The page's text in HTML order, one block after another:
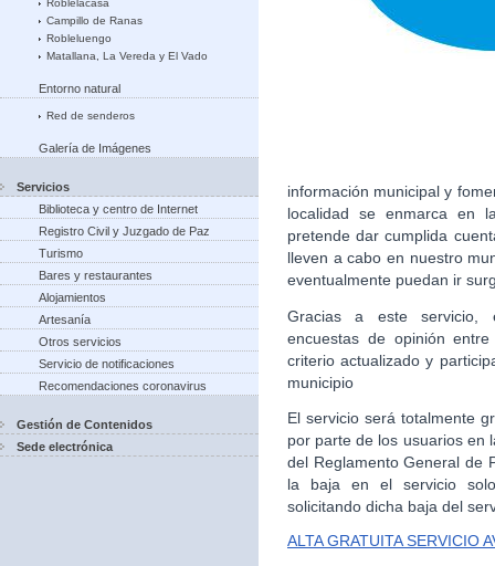
Roblelacasa
Campillo de Ranas
Robleluengo
Matallana, La Vereda y El Vado
Entorno natural
Red de senderos
Galería de Imágenes
Servicios
Biblioteca y centro de Internet
Registro Civil y Juzgado de Paz
Turismo
Bares y restaurantes
Alojamientos
Artesanía
Otros servicios
Servicio de notificaciones
Recomendaciones coronavirus
Gestión de Contenidos
Sede electrónica
información municipal y
localidad se enmarca en
pretende dar cumplida
lleven a cabo en nuestro
eventualmente puedan ir
Gracias a este servicio,
encuestas de opinión
criterio actualizado y
municipio
El servicio será totalmente
por parte de los usuarios en
del Reglamento General de
la baja en el servicio
solicitando dicha baja del
ALTA GRATUITA SERVICIO